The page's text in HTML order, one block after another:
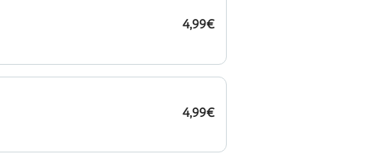
4,99€
4,99€